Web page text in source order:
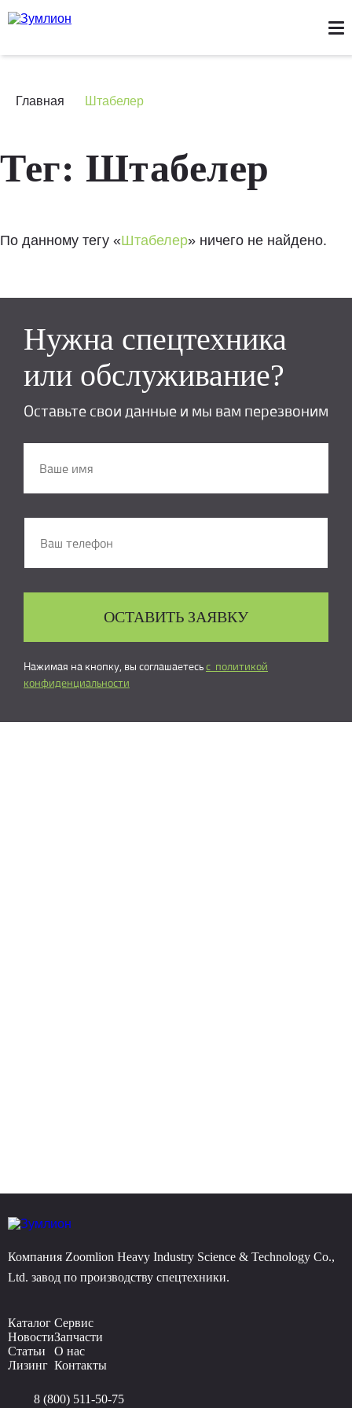
Главная Штабелер
Тег: Штабелер
По данному тегу «Штабелер» ничего не найдено.
Нужна спецтехника
или обслуживание?
Оставьте свои данные и мы вам перезвоним
ОСТАВИТЬ ЗАЯВКУ
Нажимая на кнопку, вы соглашаетесьс политикой
конфиденциальности
Компания Zoomlion Heavy Industry Science & Technology Co.,
Ltd. завод по производству спецтехники.
Каталог
Новости
Статьи
Лизинг
Сервис
Запчасти
О нас
Контакты
8 (800) 511-50-75